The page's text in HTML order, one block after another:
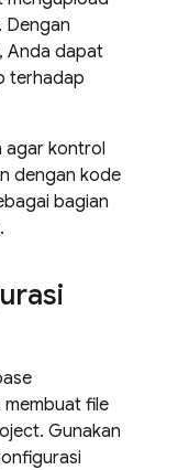
Dengan
Anda dapat
terhadap
agar kontrol
dengan kode
bagian
membuat file
Gunakan